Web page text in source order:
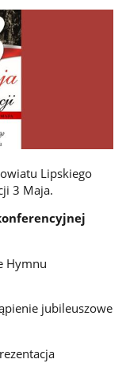
Lipskiego
3 Maja.
Hymnu
jubileuszowe